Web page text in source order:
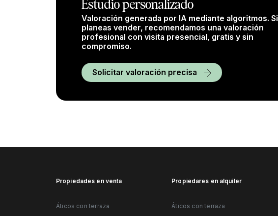
Estudio personalizado
Valoración generada por IA mediante algoritmos. Si
planeas vender, recomendamos una valoración
profesional con visita presencial, gratis y sin
compromiso.
Solicitar valoración precisa
Propiedades en venta
Áticos con terraza
Propiedares en alquiler
Áticos con terraza